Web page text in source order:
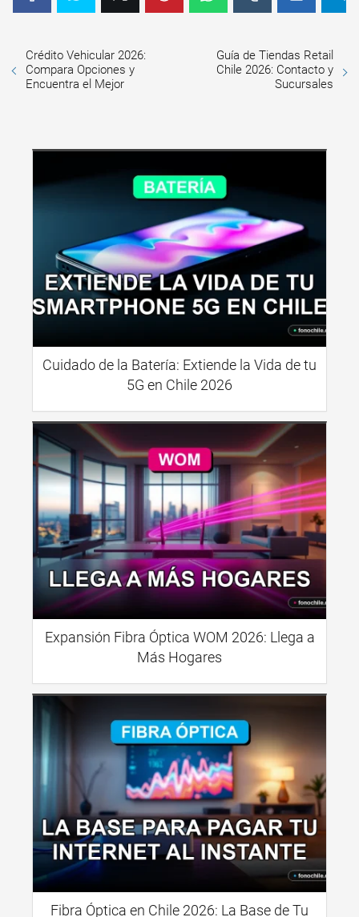
Crédito Vehicular 2026:
Compara Opciones y
Encuentra el Mejor
Guía de Tiendas Retail
Chile 2026: Contacto y
Sucursales
Cuidado de la Batería: Extiende la Vida de tu
5G en Chile 2026
Expansión Fibra Óptica WOM 2026: Llega a
Más Hogares
Fibra Óptica en Chile 2026: La Base de Tu